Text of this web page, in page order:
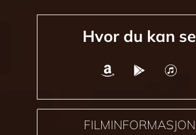
Hvor du kan se
FILMINFORMASJON